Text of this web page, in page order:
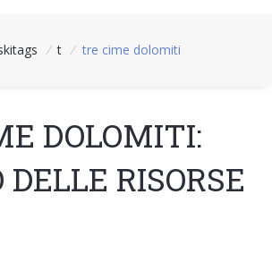
/ t / tre cime dolomiti
DOLOMITI:
DELLE RISORSE